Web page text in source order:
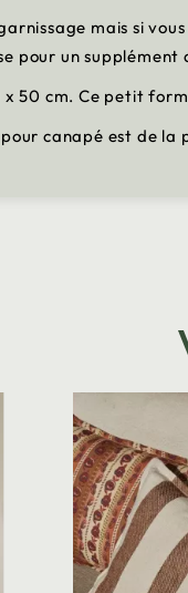
mais si
pour un supplément
x 50 cm. Ce petit
canapé est de